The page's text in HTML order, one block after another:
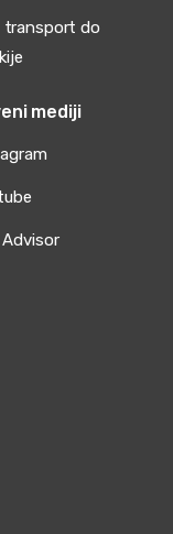
transport do
mediji
Advisor